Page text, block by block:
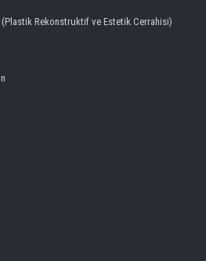
Rekonstruktif ve Estetik Cerrahisi)